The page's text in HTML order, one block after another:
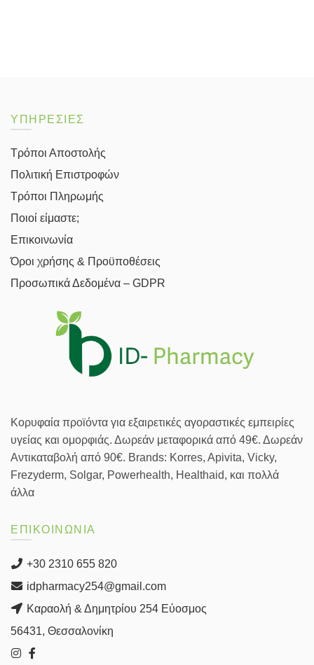
ΥΠΗΡΕΣΙΕΣ
Τρόποι Αποστολής
Πολιτική Επιστροφών
Τρόποι Πληρωμής
Ποιοί είμαστε;
Επικοινωνία
Όροι χρήσης & Προϋποθέσεις
Προσωπικά Δεδομένα – GDPR
Κορυφαία προϊόντα για εξαιρετικές αγοραστικές εμπειρίες
υγείας και ομορφιάς. Δωρεάν μεταφορικά από 49€. Δωρεάν
Αντικαταβολή από 90€. Brands: Korres, Apivita, Vicky,
Frezyderm, Solgar, Powerhealth, Healthaid, και πολλά
άλλα
ΕΠΙΚΟΙΝΩΝΙΑ
+30 2310 655 820
idpharmacy254@gmail.com
Καραολή & Δημητρίου 254 Εύοσμος
56431, Θεσσαλονίκη